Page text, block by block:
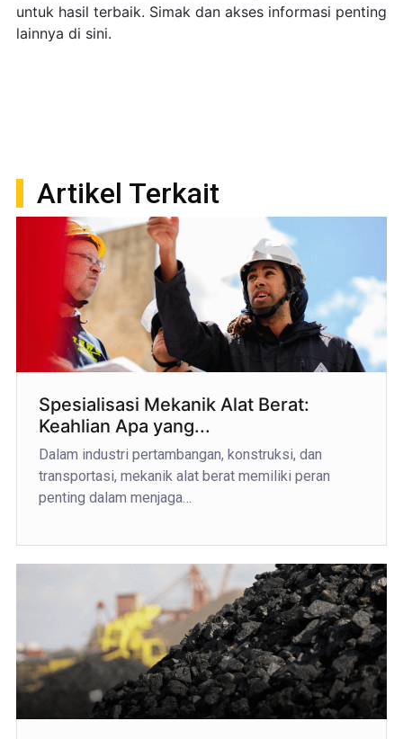
untuk hasil terbaik. Simak dan akses informasi penting
lainnya di sini.
Artikel Terkait
Spesialisasi Mekanik Alat Berat:
Keahlian Apa yang...
Dalam industri pertambangan, konstruksi, dan
transportasi, mekanik alat berat memiliki peran
penting dalam menjaga…